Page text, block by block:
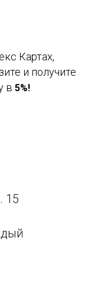
Картах,
и получите
в 5%!
15